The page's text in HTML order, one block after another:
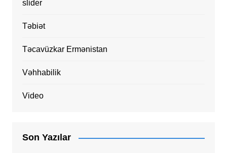
slider
Təbiət
Təcavüzkar Ermənistan
Vəhhabilik
Video
Son Yazılar